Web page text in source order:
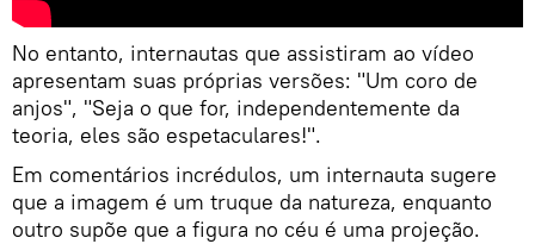
No entanto, internautas que assistiram ao vídeo
apresentam suas próprias versões: "Um coro de
anjos", "Seja o que for, independentemente da
teoria, eles são espetaculares!".
Em comentários incrédulos, um internauta sugere
que a imagem é um truque da natureza, enquanto
outro supõe que a figura no céu é uma projeção.